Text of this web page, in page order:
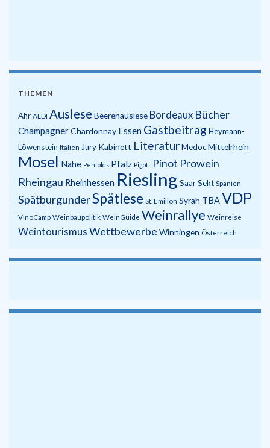
THEMEN
Ahr ALDI Auslese Beerenauslese Bordeaux Bücher
ChampagnerChardonnay Essen Gastbeitrag Heymann-
Löwenstein Italien Jury Kabinett LiteraturMedocMittelrhein
Mosel Nahe Penfolds Pfalz Pigott Pinot Prowein
Rheingau Rheinhessen Riesling SaarSekt Spanien
SpätburgunderSpätlese St. Emilion Syrah TBAVDP
VinoCamp Weinbaupolitik WeinGuide Weinrallye Weinreise
Weintourismus Wettbewerbe Winningen Österreich